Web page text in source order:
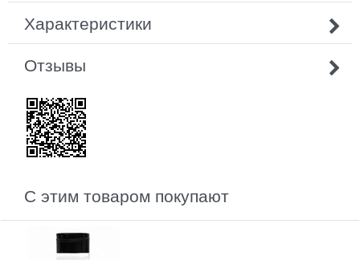
Характеристики
Отзывы
С этим товаром покупают